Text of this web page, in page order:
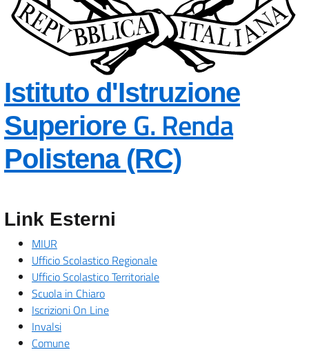
Istituto d'Istruzione
Superiore G. Renda
Polistena (RC)— Visita
Link Esterni
MIUR
Ufficio Scolastico Regionale
Ufficio Scolastico Territoriale
Scuola in Chiaro
Iscrizioni On Line
Invalsi
Comune